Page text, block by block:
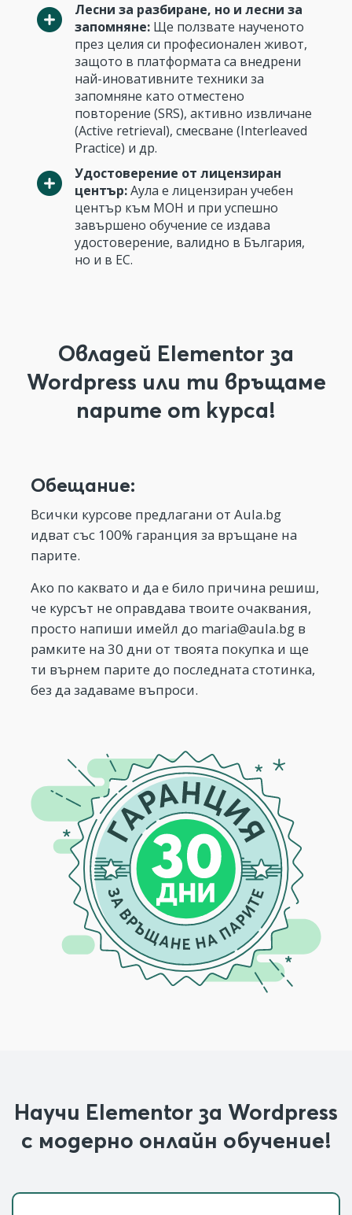
Лесни за разбиране, но и лесни за
запомняне: Ще ползвате наученото
през целия си професионален живот,
защото в платформата са внедрени
най-иновативните техники за
запомняне като отместено
повторение (SRS), активно извличане
(Active retrieval), смесване (Interleaved
Practice) и др.
Удостоверение от лицензиран
център:Аула е лицензиран учебен
център към МОН и при успешно
завършено обучение се издава
удостоверение, валидно в България,
но и в ЕС.
Овладей Elementor за
Wordpress или ти връщаме
парите от курса!
Обещание:
Всички курсове предлагани от Aula.bg
идват със 100% гаранция за връщане на
парите.
Ако по каквато и да е било причина решиш,
че курсът не оправдава твоите очаквания,
просто напиши имейл до maria@aula.bg в
рамките на 30 дни от твоята покупка и ще
ти върнем парите до последната стотинка,
без да задаваме въпроси.
Научи Elementor за Wordpress
с модерно онлайн обучение!